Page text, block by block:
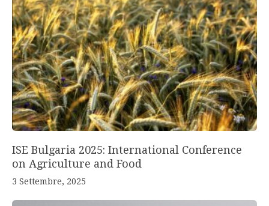
ISE Bulgaria 2025: International Conference
on Agriculture and Food
3 Settembre, 2025